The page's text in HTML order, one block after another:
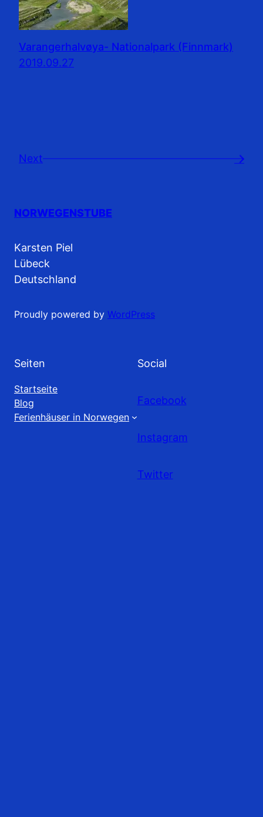
Varangerhalvøya- Nationalpark (Finnmark)
2019.09.27
Next →
NORWEGENSTUBE
Karsten Piel
Lübeck
Deutschland
Proudly powered by WordPress
Seiten
Startseite
Blog
Ferienhäuser in Norwegen
Social
Facebook
Instagram
Twitter